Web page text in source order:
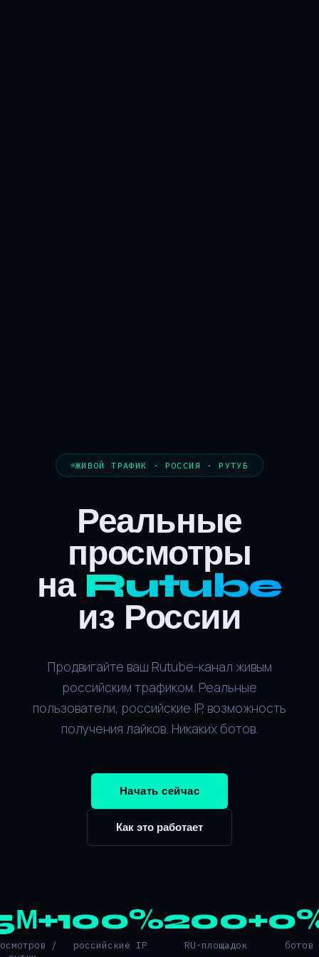
ЖИВОЙ ТРАФИК · РОССИЯ · РУТУБ
Реальные
просмотры
на Rutube
из России
Продвигайте ваш Rutube-канал живым
российским трафиком. Реальные
пользователи, российские IP, возможность
получения лайков. Никаких ботов.
Начать сейчас
Как это работает
/
100%
российские IP
200+
RU-площадок ботов